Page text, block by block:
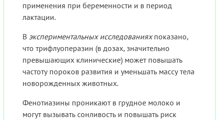
применения при беременности и в период
лактации.
В экспериментальных исследованияхпоказано,
что трифлуоперазин (в дозах, значительно
превышающих клинические) может повышать
частоту пороков развития и уменьшать массу тела
новорожденных животных.
Фенотиазины проникают в грудное молоко и
могут вызывать сонливость и повышать риск